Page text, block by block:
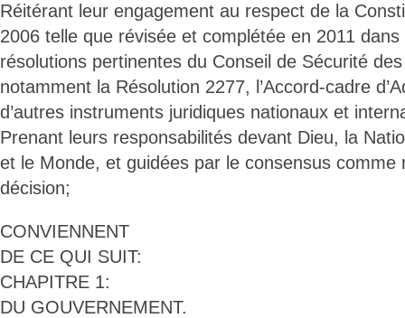
Réitérant leur engagement au respect de la
2006 telle que révisée et complétée en 2011
résolutions pertinentes du Conseil de Sécurité
notamment la Résolution 2277, l’Accord-cadre
d’autres instruments juridiques nationaux et
Prenant leurs responsabilités devant Dieu, la
et le Monde, et guidées par le consensus comme
décision;
CONVIENNENT
DE CE QUI SUIT:
CHAPITRE 1:
DU GOUVERNEMENT.